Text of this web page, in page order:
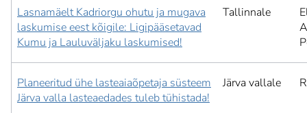
Lasnamäelt Kadriorgu ohutu ja mugava
laskumise eest kõigile: Ligipääsetavad
Kumu ja Lauluväljaku laskumised!
Tallinnale
Planeeritud ühe lasteaiaõpetaja süsteem
Järva valla lasteaedades tuleb tühistada!
Järva vallale